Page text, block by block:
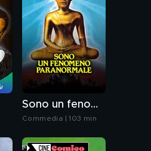
Sono un fenomeno paranormale
Commedia | 103 min